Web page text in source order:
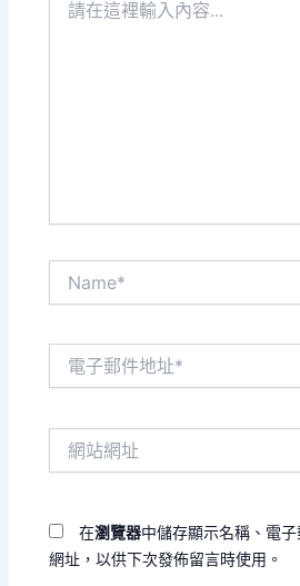
在瀏覽器中儲存顯示名稱、電
網址，以供下次發佈留言時使用。